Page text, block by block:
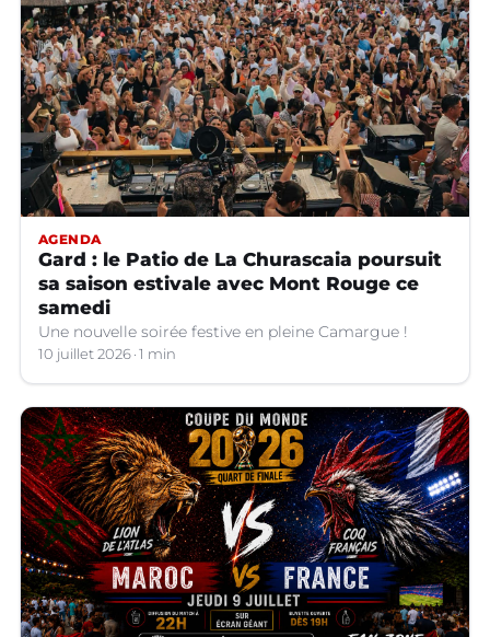
AGENDA
Gard : le Patio de La Churascaia poursuit
sa saison estivale avec Mont Rouge ce
samedi
Une nouvelle soirée festive en pleine Camargue !
10 juillet 2026 1 min